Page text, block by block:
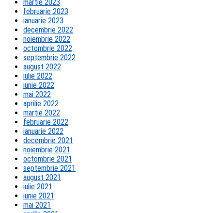
martie 2023
februarie 2023
ianuarie 2023
decembrie 2022
noiembrie 2022
octombrie 2022
septembrie 2022
august 2022
iulie 2022
iunie 2022
mai 2022
aprilie 2022
martie 2022
februarie 2022
ianuarie 2022
decembrie 2021
noiembrie 2021
octombrie 2021
septembrie 2021
august 2021
iulie 2021
iunie 2021
mai 2021